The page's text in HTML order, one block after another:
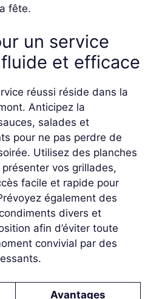
fête.
un service
et efficace
réussi réside dans la
Anticipez la
salades et
pour ne pas perdre de
Utilisez des planches
vos grillades,
facile et rapide pour
également des
divers et
afin d’éviter toute
convivial par des
Avantages